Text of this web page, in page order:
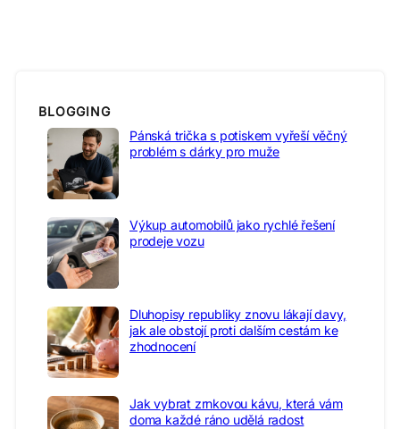
BLOGGING
Pánská trička s potiskem vyřeší věčný
problém s dárky pro muže
Výkup automobilů jako rychlé řešení
prodeje vozu
Dluhopisy republiky znovu lákají davy,
jak ale obstojí proti dalším cestám ke
zhodnocení
Jak vybrat zrnkovou kávu, která vám
doma každé ráno udělá radost